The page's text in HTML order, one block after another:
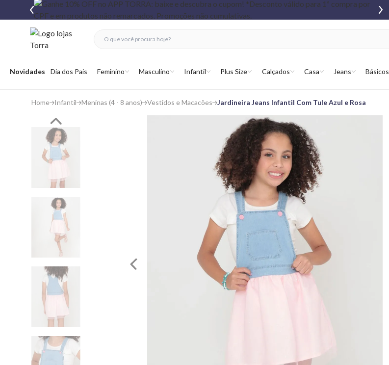
Abrir menu
Novidades Dia dos Pais Feminino Masculino Infantil Plus Size Calçados Casa Jeans Básicos
fechar menu
fechar menu
favoritos
Home Infantil Meninas (4 - 8 anos) Vestidos e Macacões Jardineira Jeans Infantil Com Tule Azul e Rosa